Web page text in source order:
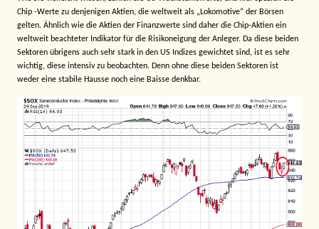
Chip -Werte zu denjenigen Aktien, die weltweit als „Lokomotive“ der Börsen
gelten. Ähnlich wie die Aktien der Finanzwerte sind daher die Chip-Aktien ein
weltweit beachteter Indikator für die Risikoneigung der Anleger. Da diese beiden
Sektoren übrigens auch sehr stark in den US Indizes gewichtet sind, ist es sehr
wichtig, diese intensiv zu beobachten. Denn ohne diese beiden Sektoren ist
weder eine stabile Hausse noch eine Baisse denkbar.